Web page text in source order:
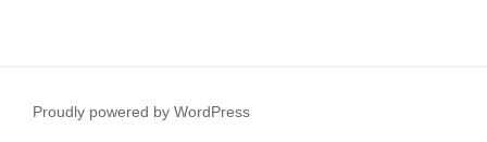
Proudly powered by WordPress